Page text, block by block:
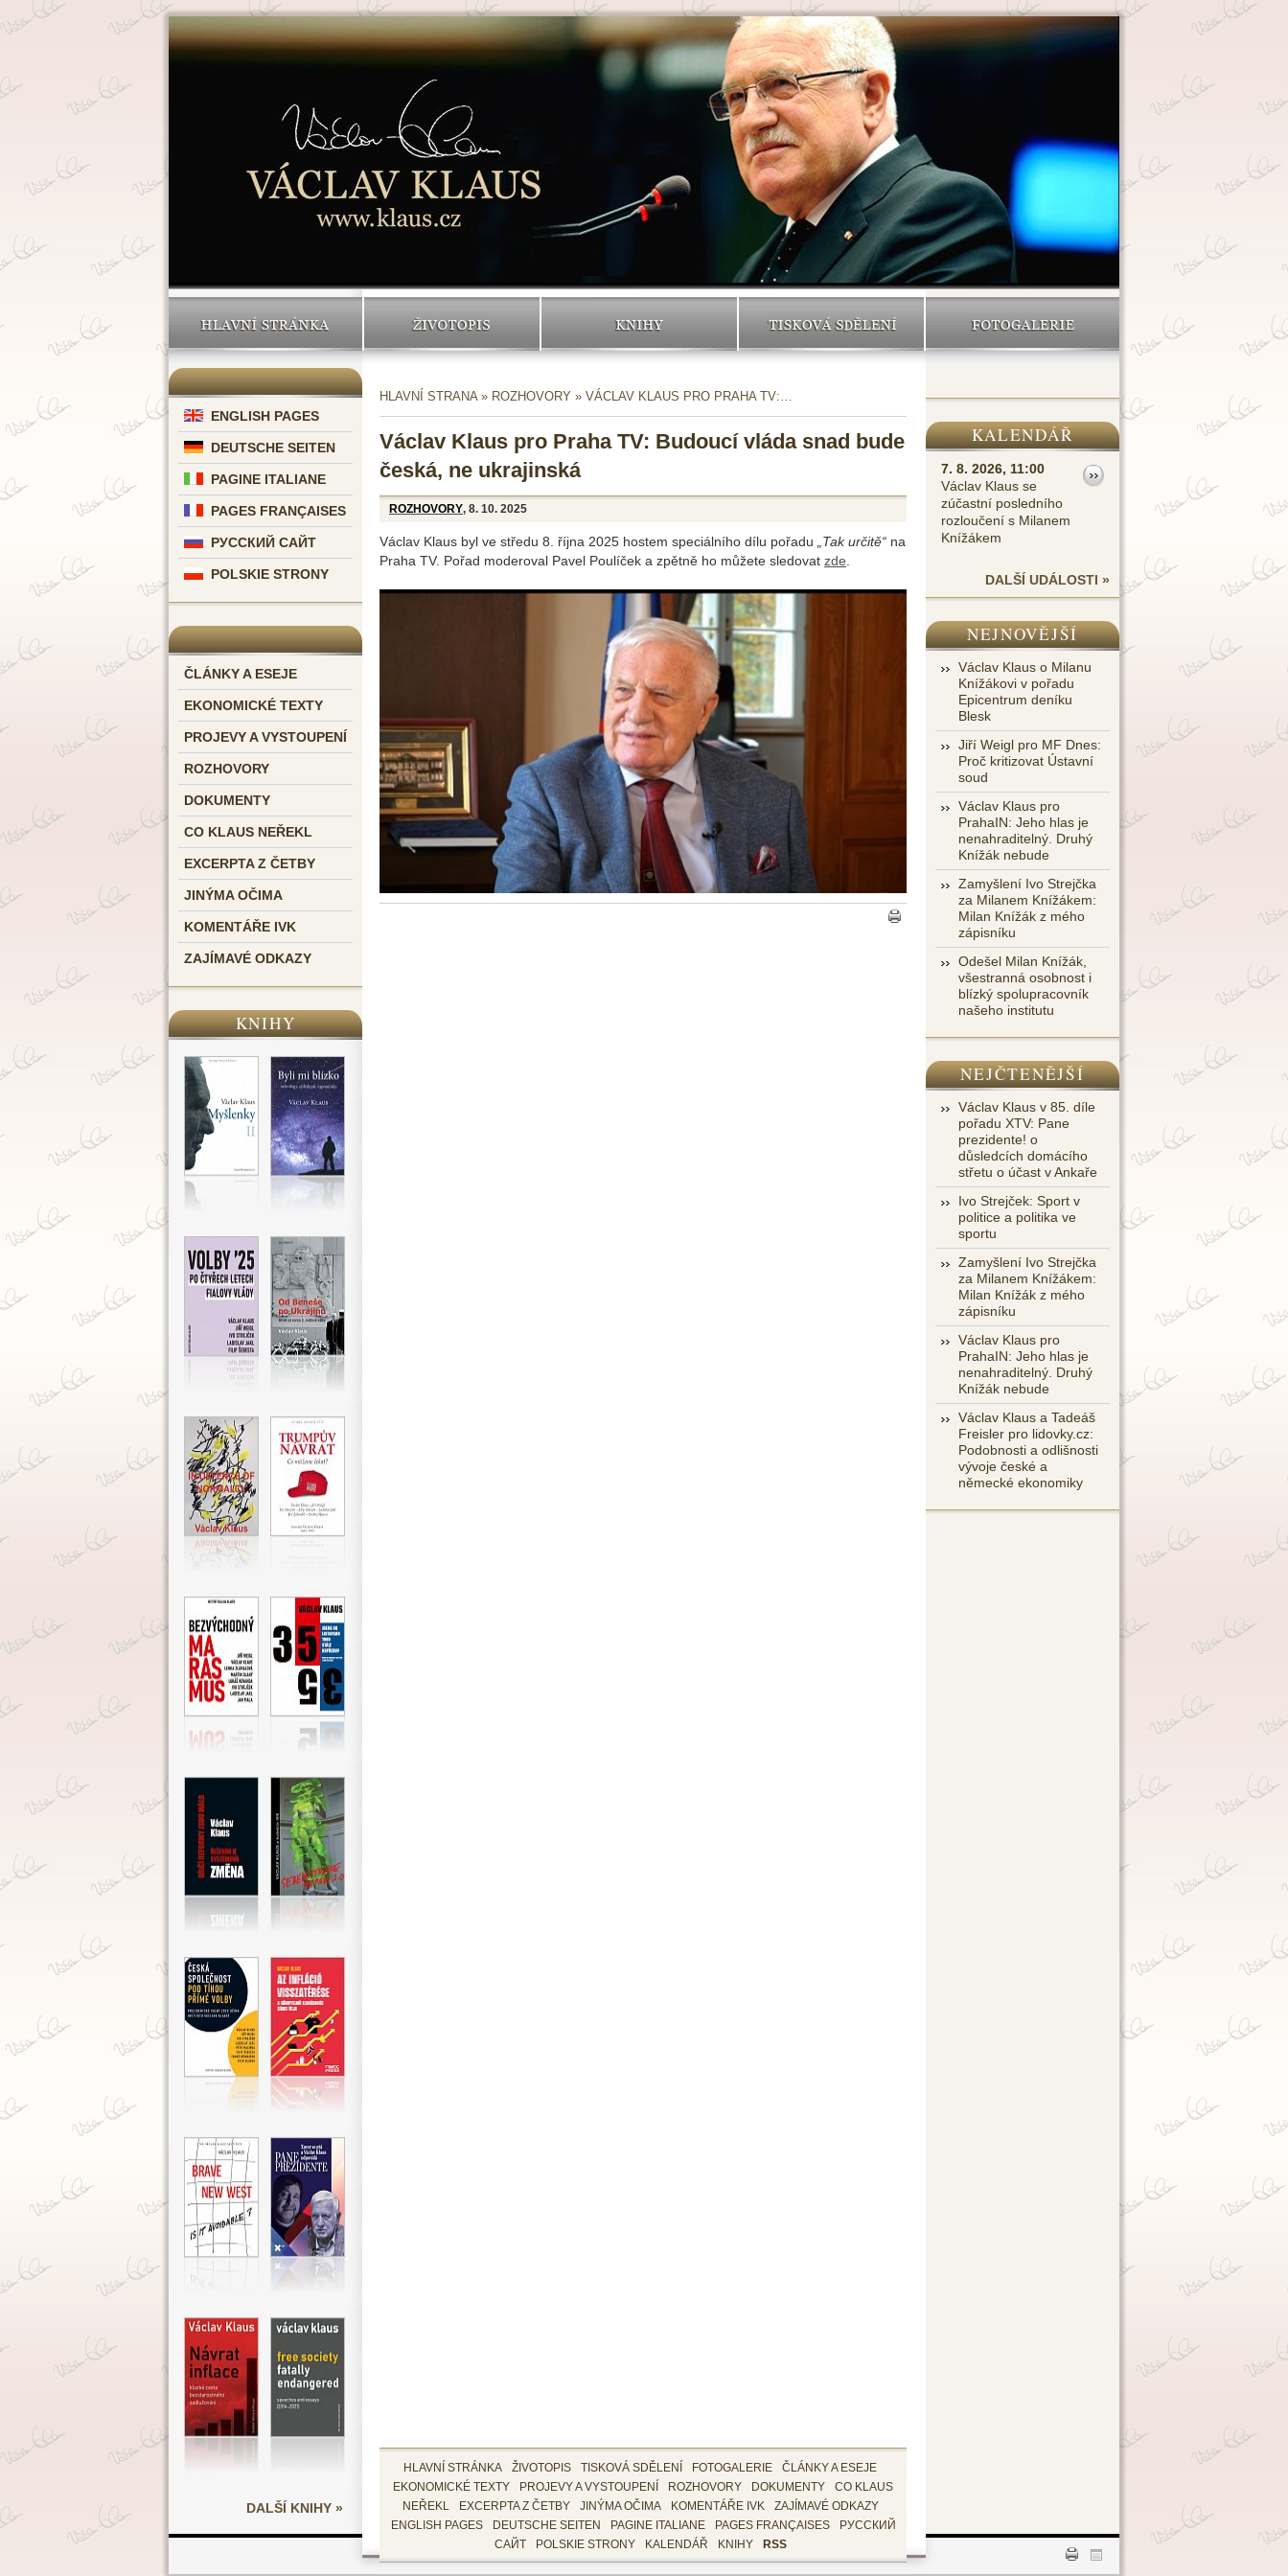
HLAVNÍ STRÁNKA ŽIVOTOPIS KNIHY TISKOVÁ SDĚLENÍ FOTOGALERIE
ENGLISH PAGES
DEUTSCHE SEITEN
PAGINE ITALIANE
PAGES FRANÇAISES
РУССКИЙ САЙТ
POLSKIE STRONY
ČLÁNKY A ESEJE
EKONOMICKÉ TEXTY
PROJEVY A VYSTOUPENÍ
ROZHOVORY
DOKUMENTY
CO KLAUS NEŘEKL
EXCERPTA Z ČETBY
JINÝMA OČIMA
KOMENTÁŘE IVK
ZAJÍMAVÉ ODKAZY
KNIHY
DALŠÍ KNIHY »
KALENDÁŘ
7. 8. 2026, 11:00
Václav Klaus se
zúčastní posledního
rozloučení s Milanem
Knížákem
DALŠÍ UDÁLOSTI »
NEJNOVĚJŠÍ
Václav Klaus o Milanu
Knížákovi v pořadu
Epicentrum deníku
Blesk
Jiří Weigl pro MF Dnes:
Proč kritizovat Ústavní
soud
Václav Klaus pro
PrahaIN: Jeho hlas je
nenahraditelný. Druhý
Knížák nebude
Zamyšlení Ivo Strejčka
za Milanem Knížákem:
Milan Knížák z mého
zápisníku
Odešel Milan Knížák,
všestranná osobnost i
blízký spolupracovník
našeho institutu
NEJČTENĚJŠÍ
Václav Klaus v 85. díle
pořadu XTV: Pane
prezidente! o
důsledcích domácího
střetu o účast v Ankaře
Ivo Strejček: Sport v
politice a politika ve
sportu
Zamyšlení Ivo Strejčka
za Milanem Knížákem:
Milan Knížák z mého
zápisníku
Václav Klaus pro
PrahaIN: Jeho hlas je
nenahraditelný. Druhý
Knížák nebude
Václav Klaus a Tadeáš
Freisler pro lidovky.cz:
Podobnosti a odlišnosti
vývoje české a
německé ekonomiky
HLAVNÍ STRANA» ROZHOVORY » VÁCLAV KLAUS PRO PRAHA TV:…
Václav Klaus pro Praha TV: Budoucí vláda snad bude
česká, ne ukrajinská
ROZHOVORY, 8. 10. 2025
Václav Klaus byl ve středu 8. října 2025 hostem speciálního dílu pořadu „Tak určitě“ na
Praha TV. Pořad moderoval Pavel Poulíček a zpětně ho můžete sledovat zde
HLAVNÍ STRÁNKA ŽIVOTOPIS TISKOVÁ SDĚLENÍ FOTOGALERIE
ČLÁNKY A ESEJE
EKONOMICKÉ TEXTY
PROJEVY A VYSTOUPENÍ ROZHOVORY DOKUMENTY
CO KLAUS
NEŘEKL
EXCERPTA Z ČETBY JINÝMA OČIMA KOMENTÁŘE IVK
ZAJÍMAVÉ ODKAZY
ENGLISH PAGES
DEUTSCHE SEITEN PAGINE ITALIANE PAGES FRANÇAISES
РУССКИЙ
САЙТ
POLSKIE STRONY KALENDÁŘ KNIHY RSS